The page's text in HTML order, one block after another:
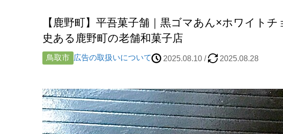
【鹿野町】平吾菓子舗｜黒ゴマあん×ホワイト
史ある鹿野町の老舗和菓子店
鳥取市 広告の取扱いについて 2025.08.10 / 2025.08.28